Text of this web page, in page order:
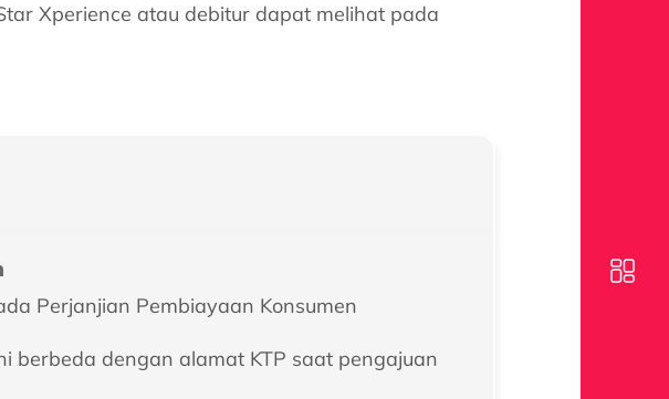
Xperience atau debitur dapat melihat pada
Perjanjian Pembiayaan Konsumen​
berbeda dengan alamat KTP saat pengajuan